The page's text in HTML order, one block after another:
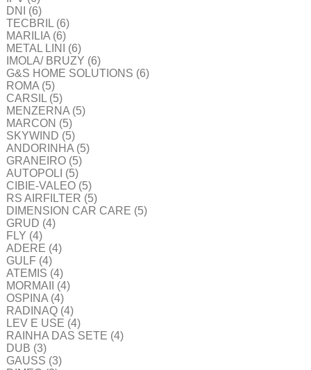
DNI (6)
TECBRIL (6)
MARILIA (6)
METAL LINI
(6)
IMOLA/ BRUZY (6)
G&S HOME SOLUTIONS (6)
ROMA (5)
CARSIL (5)
MENZERNA (5)
MARCON (5)
SKYWIND (5)
ANDORINHA (5)
GRANEIRO (5)
AUTOPOLI (5)
CIBIE-VALEO (5)
RS AIRFILTER (5)
DIMENSION CAR CARE (5)
GRUD (4)
FLY (4)
ADERE (4)
GULF (4)
ATEMIS (4)
MORMAII
(4)
OSPINA (4)
RADINAQ (4)
LEV E USE (4)
RAINHA DAS SETE (4)
DUB (3)
GAUSS (3)